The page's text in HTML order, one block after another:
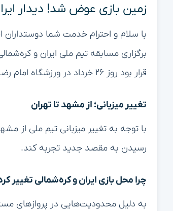
زمین بازی عوض شد! دیدار
با سلام و احترام خدمت شما
قرار بود روز ۲۶ خرداد در ورزشگاه امام رضا (ع) مشهد برگزار شود، اکنون با ابهاماتی روبرو شده است.
تغییر میزبانی؛ از مشهد تا تهران
با توجه به تغییر میزبانی تیم ملی از
رسیدن به مقصد جدید تجربه کند.
چرا محل بازی ایران و کره‌شمالی تغییر
به دلیل محدودیت‌هایی در پروازهای